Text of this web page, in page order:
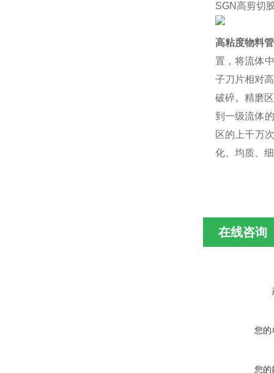
SGN高剪切
高粘度物料
置，将流体
子刀片相对
破碎。精磨
到一级流体
区的上千万
化、均质、
在线咨询
您的
您的